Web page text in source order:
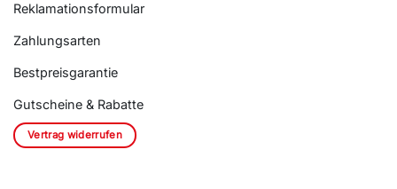
Reklamationsformular
Zahlungsarten
Bestpreisgarantie
Gutscheine & Rabatte
Vertrag widerrufen